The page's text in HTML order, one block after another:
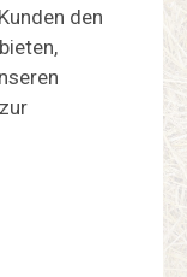
den